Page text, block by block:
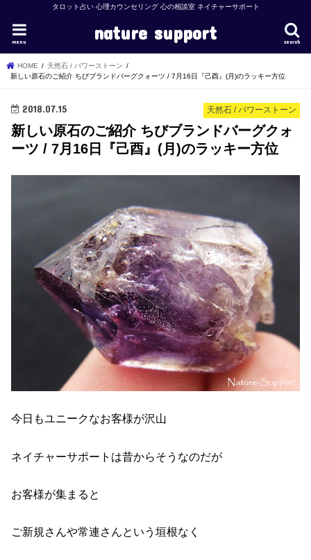
タロット占い 心理カウンセリング 心の相談室 ネイチャーサポート
nature support search
menu
HOME
天然石 / パワーストーン
新しい原石のご紹介 ちびブランドバーグクォーツ / 7月16日『己酉』(月)のラッキー方位
天然石 / パワーストーン
2018.07.15
新しい原石のご紹介 ちびブランドバーグクォ
ーツ / 7月16日『己酉』(月)のラッキー方位
今日もユニークなお客様が沢山
ネイチャーサポートは昔からそうなのだが
お客様が集まると
ご新規さんや常連さんという垣根なく